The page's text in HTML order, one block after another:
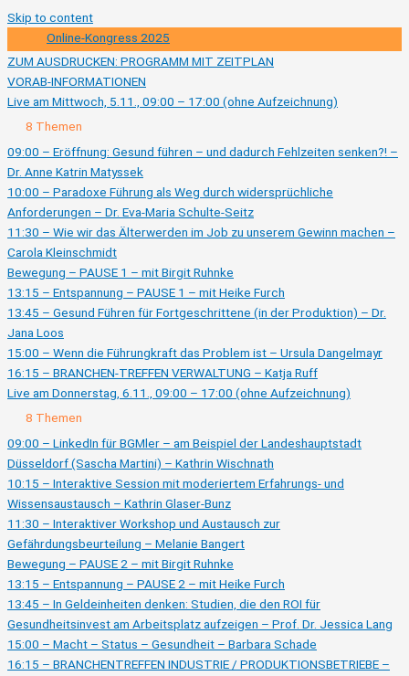
Skip to content
Online-Kongress 2025
ZUM AUSDRUCKEN: PROGRAMM MIT ZEITPLAN
VORAB-INFORMATIONEN
Live am Mittwoch, 5.11., 09:00 – 17:00 (ohne Aufzeichnung)
Ausklappen
Live
Mittwoch,
5.11.,
09:00
17:00
(ohne
Aufzeichnung)
8 Themen
09:00 – Eröffnung: Gesund führen – und dadurch Fehlzeiten senken?! –
Dr. Anne Katrin Matyssek
10:00 – Paradoxe Führung als Weg durch widersprüchliche
Anforderungen – Dr. Eva-Maria Schulte-Seitz
11:30 – Wie wir das Älterwerden im Job zu unserem Gewinn machen –
Carola Kleinschmidt
Bewegung – PAUSE 1 – mit Birgit Ruhnke
13:15 – Entspannung – PAUSE 1 – mit Heike Furch
13:45 – Gesund Führen für Fortgeschrittene (in der Produktion) – Dr.
Jana Loos
15:00 – Wenn die Führungkraft das Problem ist – Ursula Dangelmayr
16:15 – BRANCHEN-TREFFEN VERWALTUNG – Katja Ruff
Live am Donnerstag, 6.11., 09:00 – 17:00 (ohne Aufzeichnung)
Ausklappen
Live
Donnerstag,
6.11.,
09:00
17:00
(ohne
Aufzeichnung)
8 Themen
09:00 – LinkedIn für BGMler – am Beispiel der Landeshauptstadt
Düsseldorf (Sascha Martini) – Kathrin Wischnath
10:15 – Interaktive Session mit moderiertem Erfahrungs- und
Wissensaustausch – Kathrin Glaser-Bunz
11:30 – Interaktiver Workshop und Austausch zur
Gefährdungsbeurteilung – Melanie Bangert
Bewegung – PAUSE 2 – mit Birgit Ruhnke
13:15 – Entspannung – PAUSE 2 – mit Heike Furch
13:45 – In Geldeinheiten denken: Studien, die den ROI für
Gesundheitsinvest am Arbeitsplatz aufzeigen – Prof. Dr. Jessica Lang
15:00 – Macht – Status – Gesundheit – Barbara Schade
16:15 – BRANCHENTREFFEN INDUSTRIE / PRODUKTIONSBETRIEBE –